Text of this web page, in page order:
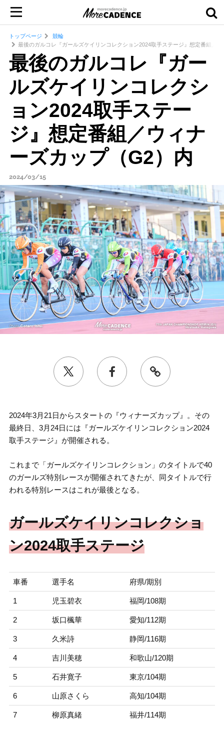
トップページ
競輪
最後のガルコレ『ガールズケイリンコレクション2024取手ステージ』想定番組／
最後のガルコレ『ガー
ルズケイリンコレクシ
ョン2024取手ステー
ジ』想定番組／ウィナ
ーズカップ（G2）内
2024/03/15
2024年3月21日からスタートの『ウィナーズカップ』。その
最終日、3月24日には『ガールズケイリンコレクション2024
取手ステージ』が開催される。
これまで「ガールズケイリンコレクション」のタイトルで40
のガールズ特別レースが開催されてきたが、同タイトルで行
われる特別レースはこれが最後となる。
ガールズケイリンコレクショ
ン2024取手ステージ
車番 選手名 府県/期別
1 児玉碧衣 福岡/108期
2 坂口楓華 愛知/112期
3 久米詩 静岡/116期
4 吉川美穂 和歌山/120期
5 石井寛子 東京/104期
6 山原さくら 高知/104期
7 柳原真緒 福井/114期